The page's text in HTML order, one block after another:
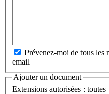
Prévenez-moi de tous les
email
Ajouter un document
Extensions autorisées : toutes